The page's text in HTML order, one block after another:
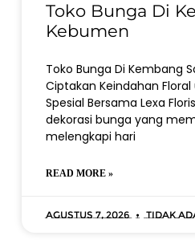
Toko Bunga Di
Kebumen
Toko Bunga Di Kembang
Ciptakan Keindahan
Spesial Bersama Lexa
dekorasi bunga yang
melengkapi hari
READ MORE »
Agustus 7, 2026 Tidak